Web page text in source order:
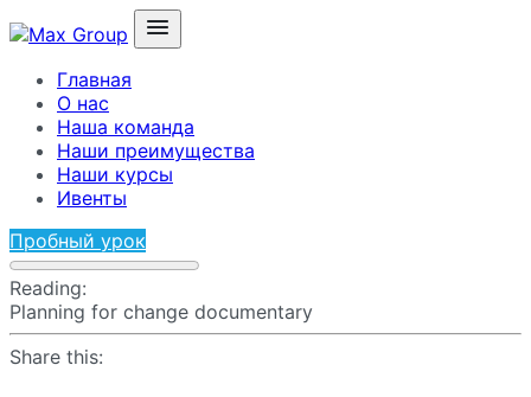
Главная
О нас
Наша команда
Наши преимущества
Наши курсы
Ивенты
Пробный урок
Reading:
Planning for change documentary
Share this: